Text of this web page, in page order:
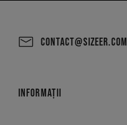
CONTACT@SIZEER.COM
INFORMAȚII